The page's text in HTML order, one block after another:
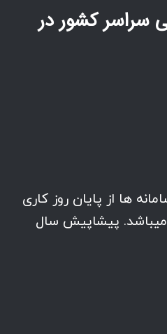
سراسر کشور در
ها از پایان روز کاری
فروردین ۱۴۰۳ از دسترس خارج میباشد. پیشاپیش سال